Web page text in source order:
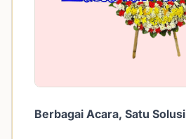
Berbagai Acara, Satu Solusi